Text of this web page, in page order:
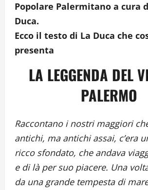
Popolare Palermitano a cura
Duca.
Ecco il testo di La Duca che
presenta
LA LEGGENDA DEL
PALERMO
Raccontano i nostri maggiori
antichi, ma antichi assai, c’era
ricco sfondato, che andava
e di là per suo piacere. Una
da una grande tempesta di